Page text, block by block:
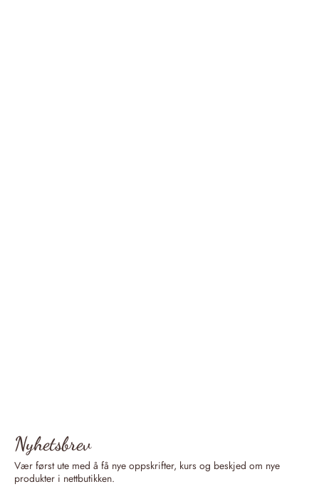
Nyhetsbrev
Vær først ute med å få nye oppskrifter, kurs og beskjed om nye
produkter i nettbutikken.